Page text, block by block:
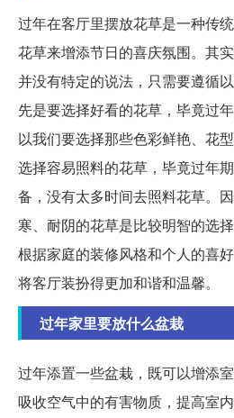
过年在客厅里摆放花草是一种传
花草来增添节日的喜庆氛围。其
并没有特定的说法，只需要遵循
先是要选择好看的花草，毕竟过
以我们要选择那些色彩鲜艳、花
选择容易照料的花草，毕竟过年
备，没有太多时间去照料花草。
寒、耐阴的花草是比较明智的选
根据家庭的装修风格和个人的喜
将客厅装扮得更加和谐和温馨。
过年家里要放什么盆栽
过年添置一些盆栽，既可以增添
吸收空气中的有害物质，提高室